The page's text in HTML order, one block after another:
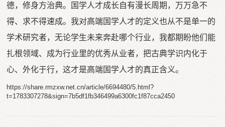
德，修身方治典。国学人才成长自有漫长周期，万万急不
得、求不得速成。我对高端国学人才的定义也从不是单一的
学术研究者，无论学生未来奔赴哪个行业，我都期盼他们能
扎根领域、成为行业里的优秀从业者，把古典学识内化于
心、外化于行，这才是高端国学人才的真正含义。
https://share.rmzxw.net.cn/article/6694480/5.html?
t=1783307278&sign=7b5df1fb346499a6300fc1f87cca2450